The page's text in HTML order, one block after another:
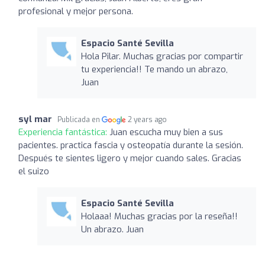
profesional y mejor persona.
Espacio Santé Sevilla
Hola Pilar. Muchas gracias por compartir
tu experiencia!! Te mando un abrazo,
Juan
syl mar Publicada en 2 years ago
Experiencia fantástica: Juan escucha muy bien a sus
pacientes. practica fascia y osteopatía durante la sesión.
Después te sientes ligero y mejor cuando sales. Gracias
el suizo
Espacio Santé Sevilla
Holaaa! Muchas gracias por la reseña!!
Un abrazo. Juan